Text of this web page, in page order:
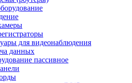
для видеонаблюдения
данных
пассивное